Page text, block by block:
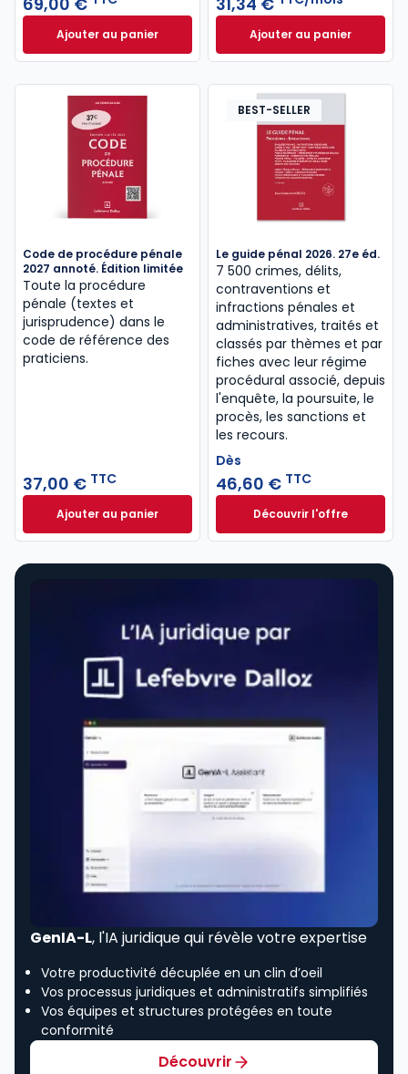
infractions et les règles relatives aux sanctions
pénales, pouvant aller jusqu’à la privation de liberté,
lorsqu’une personne est poursuivie dans le cadre
d’une procédure judiciaire ou disciplinaire,
notamment pour des infractions à caractère sexuel
ou de grande criminalité.
Voir toutes les sources spécial CRFPA,droit pénal,
procédure pénale
Ajouter au panierCode pénal 2027, annoté à 69,00 € TTC
Ajouter au panierAJ Pénal à 31,34 €
Code de procédure pénale
2027 annoté. Édition limitée
Toute la procédure
pénale (textes et
jurisprudence) dans le
code de référence des
praticiens.
37,00 € TTC
Ajouter au panierCode de procédure pénale 2027 annoté. Édition
BEST-SELLER
Le guide pénal 2026. 27e éd.
7 500 crimes, délits,
contraventions et
infractions pénales et
administratives, traités et
classés par thèmes et par
fiches avec leur régime
procédural associé, depuis
l'enquête, la poursuite, le
procès, les sanctions et
les recours.
Dès
46,60 € TTC
Découvrir l'offre
Le guide pénal
Dès
GenIA-L, l'IA juridique qui révèle votre expertise
Votre productivité décuplée en un clin d’oeil
Vos processus juridiques et administratifs simplifiés
Vos équipes et structures protégées en toute
conformité
Découvrir